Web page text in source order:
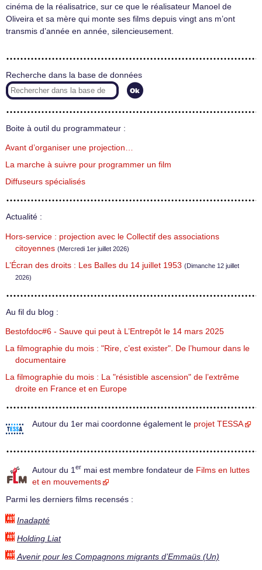
cinéma de la réalisatrice, sur ce que le réalisateur Manoel de
Oliveira et sa mère qui monte ses films depuis vingt ans m’ont
transmis d’année en année, silencieusement.
Recherche dans la base de données
Boite à outil du programmateur :
Avant d’organiser une projection…
La marche à suivre pour programmer un film
Diffuseurs spécialisés
Actualité :
Hors-service : projection avec le Collectif des associations
citoyennes (Mercredi 1er juillet 2026)
L’Écran des droits : Les Balles du 14 juillet 1953 (Dimanche 12 juillet
2026)
Au fil du blog :
Bestofdoc#6 - Sauve qui peut à L’Entrepôt le 14 mars 2025
La filmographie du mois : "Rire, c’est exister". De l’humour dans le
documentaire
La filmographie du mois : La "résistible ascension" de l’extrême
droite en France et en Europe
Autour du 1er mai coordonne également le projet TESSA
Autour du 1 er mai est membre fondateur de Films en luttes
et en mouvements
Parmi les derniers films recensés :
Inadapté
Holding Liat
Avenir pour les Compagnons migrants d’Emmaüs (Un)